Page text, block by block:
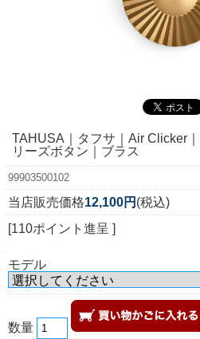
TAHUSA｜タフサ｜Air Clicker
リーズボタン｜ブラス
99903500102
当店販売価格12,100円 (税込)
[110ポイント進呈 ]
モデル
数量